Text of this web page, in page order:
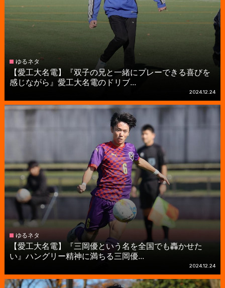
ゆるネタ
【愛工大名電】『双子の兄と一緒にプレーできる喜びを
感じながら』愛工大名電のドリブ...
2024.12.24
ゆるネタ
【愛工大名電】『三岡優という名を全国でも轟かせた
い』ハングリー精神に満ちる三岡優...
2024.12.24